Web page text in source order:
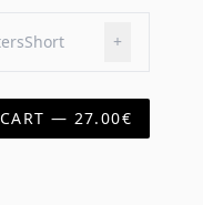
+
— 27.00€